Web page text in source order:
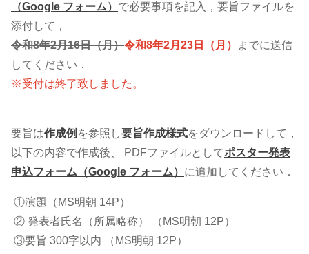
（Google フォーム） で必要事項を記入，要旨ファイルを
添付して，
令和8年2月16日（月）令和8年2月23日（月）
までに送信
してください．
※受付は終了致しました。
要旨は作成例 を参照し要旨作成様式をダウンロードして，
以下の内容で作成後、 PDFファイルとしてポスター発表
申込フォーム（Google フォーム） に追加してください．
①演題（MS明朝 14P）
② 発表者氏名（所属略称） （MS明朝 12P）
③要旨 300字以内 （MS明朝 12P）